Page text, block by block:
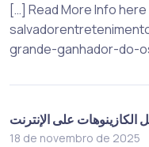
[…] Read More Info
grande-ganhador-do-
الكازينوهات على الإنترنت
18 de novembro de 2025